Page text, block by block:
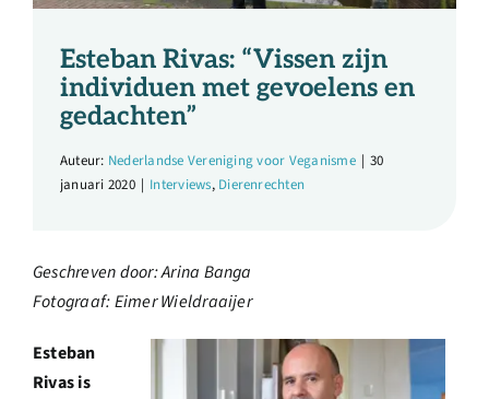
Over ons
Ondernemer
Contact
Shop
English
Esteban Rivas: “Vissen zijn
individuen met gevoelens en
gedachten”
Auteur: Nederlandse Vereniging voor Veganisme | 30
januari 2020 | Interviews, Dierenrechten
Geschreven door: Arina Banga
Fotograaf: Eimer Wieldraaijer
Esteban
Rivas is